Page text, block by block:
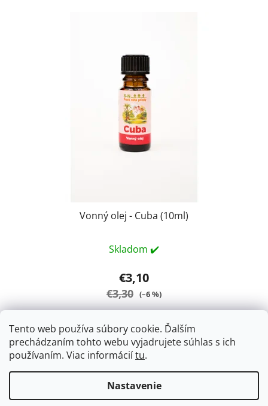
Tento web používa súbory cookie. Ďalším
prechádzaním tohto webu vyjadrujete súhlas s ich
používaním. Viac informáciítu.
Nastavenie
Vonný olej - Cuba (10ml)
Skladom ✔️
€3,10
€3,30 (–6 %)
DO KOŠÍKA